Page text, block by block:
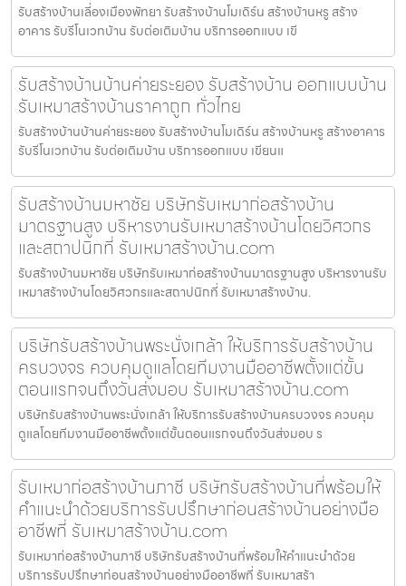
รับสร้างบ้านเลี่องเมืองพัทยา รับสร้างบ้านโมเดิร์น สร้างบ้านหรู สร้าง
อาคาร รับรีโนเวทบ้าน รับต่อเติมบ้าน บริการออกแบบ เขี
รับสร้างบ้านบ้านค่ายระยอง รับสร้างบ้าน ออกแบบบ้าน
รับเหมาสร้างบ้านราคาถูก ทั่วไทย
รับสร้างบ้านบ้านค่ายระยอง รับสร้างบ้านโมเดิร์น สร้างบ้านหรู สร้างอาคาร
รับรีโนเวทบ้าน รับต่อเติมบ้าน บริการออกแบบ เขียนแ
รับสร้างบ้านมหาชัย บริษัทรับเหมาก่อสร้างบ้าน
มาตรฐานสูง บริหารงานรับเหมาสร้างบ้านโดยวิศวกร
และสถาปนิกที่ รับเหมาสร้างบ้าน.com
รับสร้างบ้านมหาชัย บริษัทรับเหมาก่อสร้างบ้านมาตรฐานสูง บริหารงานรับ
เหมาสร้างบ้านโดยวิศวกรและสถาปนิกที่ รับเหมาสร้างบ้าน.
บริษัทรับสร้างบ้านพระนั่งเกล้า ให้บริการรับสร้างบ้าน
ครบวงจร ควบคุมดูแลโดยทีมงานมืออาชีพตั้งแต่ขั้น
ตอนแรกจนถึงวันส่งมอบ รับเหมาสร้างบ้าน.com
บริษัทรับสร้างบ้านพระนั่งเกล้า ให้บริการรับสร้างบ้านครบวงจร ควบคุม
ดูแลโดยทีมงานมืออาชีพตั้งแต่ขั้นตอนแรกจนถึงวันส่งมอบ ร
รับเหมาก่อสร้างบ้านภาชี บริษัทรับสร้างบ้านที่พร้อมให้
คำแนะนำด้วยบริการรับปรึกษาก่อนสร้างบ้านอย่างมือ
อาชีพที่ รับเหมาสร้างบ้าน.com
รับเหมาก่อสร้างบ้านภาชี บริษัทรับสร้างบ้านที่พร้อมให้คำแนะนำด้วย
บริการรับปรึกษาก่อนสร้างบ้านอย่างมืออาชีพที่ รับเหมาสร้า